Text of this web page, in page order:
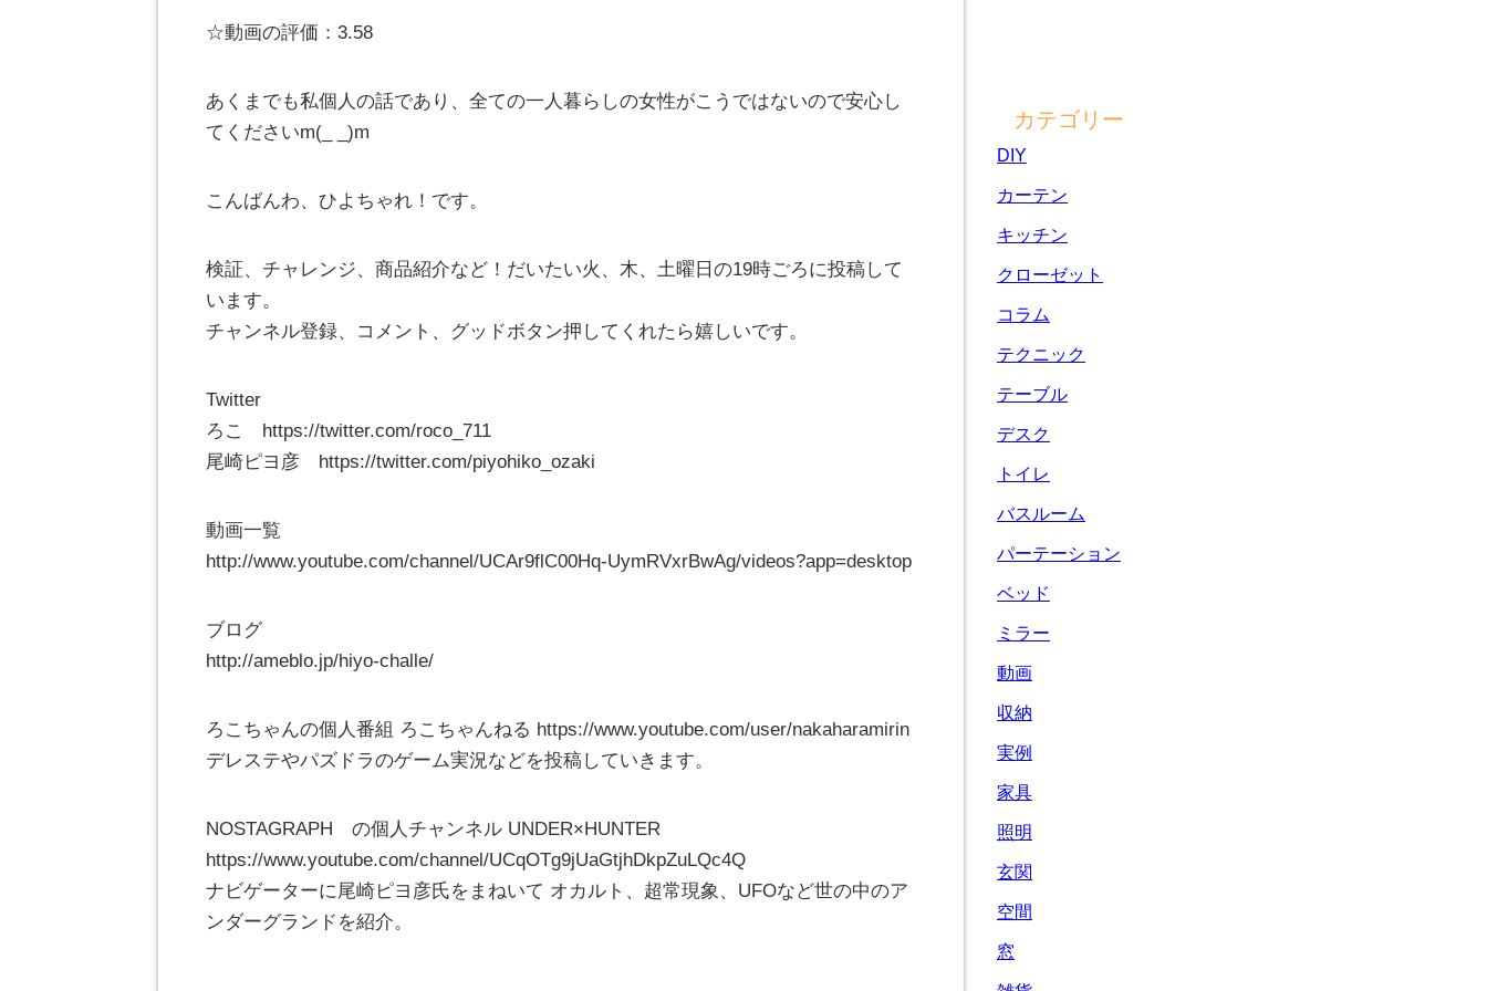
☆動画の評価：3.58
あくまでも私個人の話であり、全ての一人暮らしの女性がこうではないので安心し
てくださいm(_ _)m
こんばんわ、ひよちゃれ！です。
検証、チャレンジ、商品紹介など！だいたい火、木、土曜日の19時ごろに投稿して
います。
チャンネル登録、コメント、グッドボタン押してくれたら嬉しいです。
Twitter
ろこ https://twitter.com/roco_711
尾崎ピヨ彦 https://twitter.com/piyohiko_ozaki
動画一覧
http://www.youtube.com/channel/UCAr9flC00Hq-UymRVxrBwAg/videos?app=desktop
ブログ
http://ameblo.jp/hiyo-challe/
ろこちゃんの個人番組 ろこちゃんねる https://www.youtube.com/user/nakaharamirin
デレステやパズドラのゲーム実況などを投稿していきます。
NOSTAGRAPH の個人チャンネル UNDER×HUNTER
https://www.youtube.com/channel/UCqOTg9jUaGtjhDkpZuLQc4Q
ナビゲーターに尾崎ピヨ彦氏をまねいて オカルト、超常現象、UFOなど世の中のア
ンダーグランドを紹介。
カテゴリー
DIY
カーテン
キッチン
クローゼット
コラム
テクニック
テーブル
デスク
トイレ
バスルーム
パーテーション
ベッド
ミラー
動画
収納
実例
家具
照明
玄関
空間
窓